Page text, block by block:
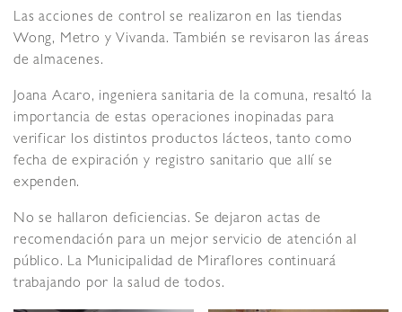
Las acciones de control se realizaron en las tiendas
Wong, Metro y Vivanda. También se revisaron las áreas
de almacenes.
Joana Acaro, ingeniera sanitaria de la comuna, resaltó la
importancia de estas operaciones inopinadas para
verificar los distintos productos lácteos, tanto como
fecha de expiración y registro sanitario que allí se
expenden.
No se hallaron deficiencias. Se dejaron actas de
recomendación para un mejor servicio de atención al
público. La Municipalidad de Miraflores continuará
trabajando por la salud de todos.